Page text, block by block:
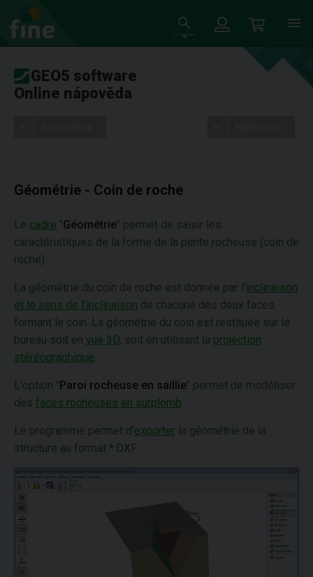
GEO5 software
Online nápověda
Géométrie - Coin de roche
Le cadre "Géométrie" permet de saisir les
caractéristiques de la forme de la pente rocheuse (coin de
roche).
La géométrie du coin de roche est donnée par l'inclinaison
et le sens de l'inclinaison de chacune des deux faces
formant le coin. La géométrie du coin est restituée sur le
bureau soit en vue 3D, soit en utilisant la projection
stéréographique
L'option "Paroi rocheuse en saillie" permet de modéliser
des faces rocheuses en surplomb
Le programme permet d'exporter la géométrie de la
structure au format *.DXF.